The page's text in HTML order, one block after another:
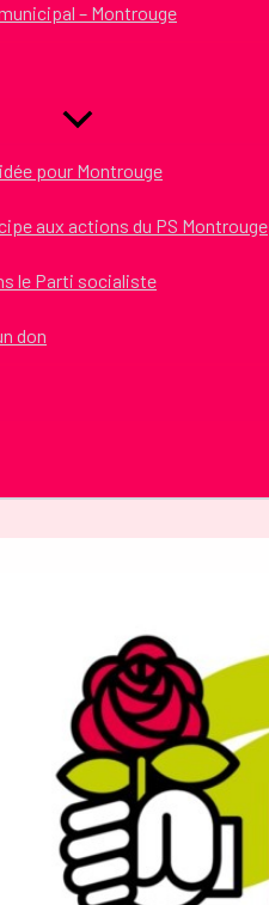
– Montrouge
pour Montrouge
aux actions du PS Montrouge
le Parti socialiste
don